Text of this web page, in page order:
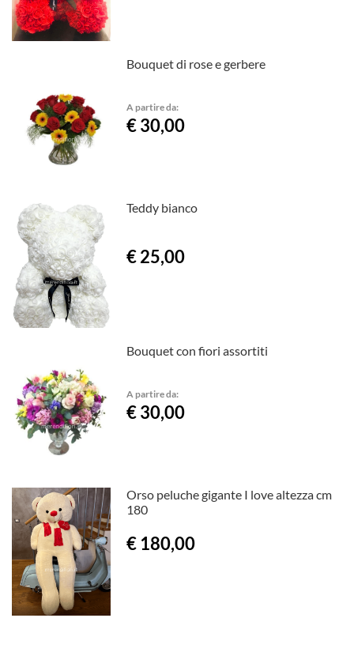
Bouquet di rose e gerbere
A partire da:
€ 30,00
Teddy bianco
€ 25,00
Bouquet con fiori assortiti
A partire da:
€ 30,00
Orso peluche gigante I love altezza cm
180
€ 180,00